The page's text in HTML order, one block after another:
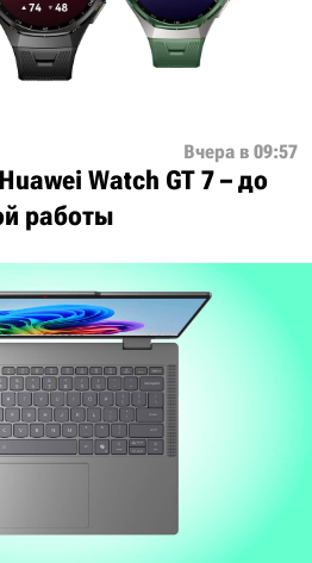
Вчера в 09:57
Watch GT 7 – до
работы